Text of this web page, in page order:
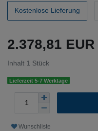
Kostenlose Lieferung
2.378,81 EUR
Inhalt 1 Stück
Lieferzeit 5-7 Werktage
Wunschliste